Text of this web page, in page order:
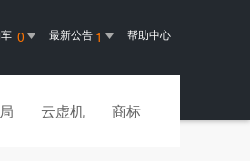
0 最新公告 1 帮助中心
云虚机 商标